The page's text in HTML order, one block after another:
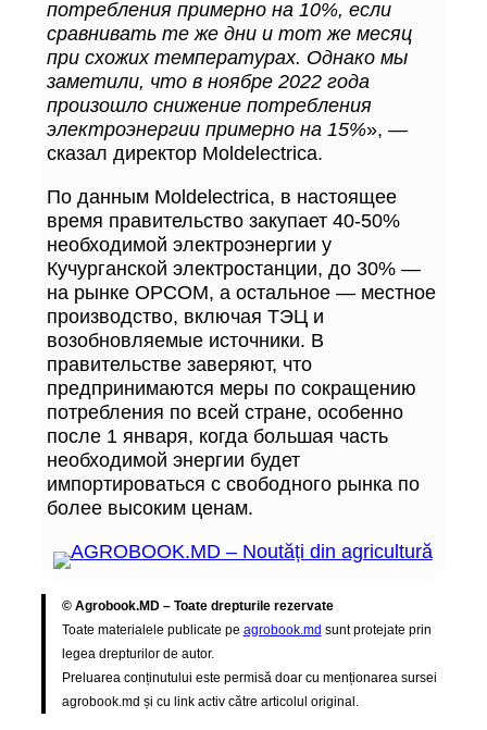
потребления примерно на 10%, если
сравнивать те же дни и тот же месяц
при схожих температурах. Однако мы
заметили, что в ноябре 2022 года
произошло снижение потребления
электроэнергии примерно на 15%», —
сказал директор Moldelectrica.
По данным Moldelectrica, в настоящее
время правительство закупает 40-50%
необходимой электроэнергии у
Кучурганской электростанции, до 30% —
на рынке OPCOM, а остальное — местное
производство, включая ТЭЦ и
возобновляемые источники. В
правительстве заверяют, что
предпринимаются меры по сокращению
потребления по всей стране, особенно
после 1 января, когда большая часть
необходимой энергии будет
импортироваться с свободного рынка по
более высоким ценам.
© Agrobook.MD – Toate drepturile rezervate
Toate materialele publicate pe agrobook.md sunt protejate prin
legea drepturilor de autor.
Preluarea conținutului este permisă doar cu menționarea sursei
agrobook.md și cu link activ către articolul original.